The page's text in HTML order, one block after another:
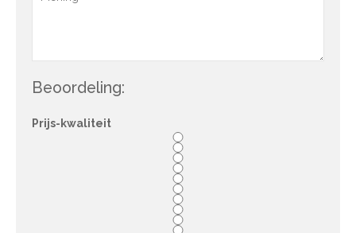
Beoordeling:
Prijs-kwaliteit